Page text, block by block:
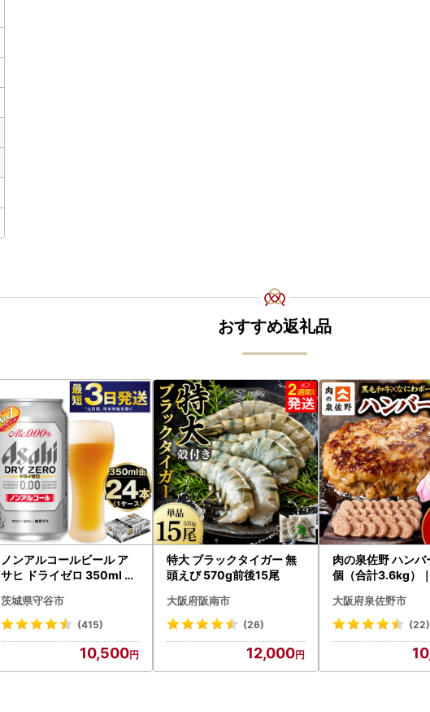
おすすめ返礼品
ノンアルコールビール ア
サヒ ドライゼロ 350ml 24
守谷市
茨城県守谷市
(415)
10,500
特大 ブラックタイガー 無
頭えび 570g前後15尾
大阪府阪南市
(26)
12,000
肉の泉佐野 ハン
個（合計3.6kg）
わポーク
大阪府泉佐野市
(22)